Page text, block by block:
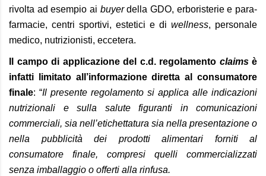
rivolta ad esempio ai buyerdella GDO, erboristerie e para-
farmacie, centri sportivi, estetici e di wellness, personale
medico, nutrizionisti, eccetera.
Il campo di applicazione del c.d. regolamento claims è
infatti limitato all’informazione diretta al consumatore
finale: “Il presente regolamento si applica alle indicazioni
nutrizionali e sulla salute figuranti in comunicazioni
commerciali, sia nell’etichettatura sia nella presentazione o
nella pubblicità dei prodotti alimentari forniti al
consumatore finale, compresi quelli commercializzati
senza imballaggio o offerti alla rinfusa.